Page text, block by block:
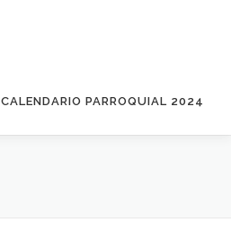
CALENDARIO PARROQUIAL 2024